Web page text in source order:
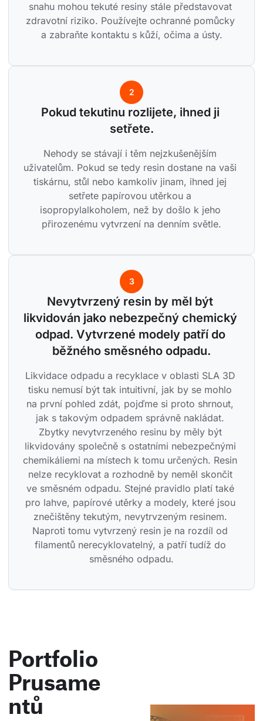
snahu mohou tekuté resiny stále představovat
zdravotní riziko. Používejte ochranné pomůcky
a zabraňte kontaktu s kůží, očima a ústy.
2
Pokud tekutinu rozlijete, ihned ji
setřete.
Nehody se stávají i těm nejzkušenějším
uživatelům. Pokud se tedy resin dostane na vaši
tiskárnu, stůl nebo kamkoliv jinam, ihned jej
setřete papírovou utěrkou a
isopropylalkoholem, než by došlo k jeho
přirozenému vytvrzení na denním světle.
3
Nevytvrzený resin by měl být
likvidován jako nebezpečný chemický
odpad. Vytvrzené modely patří do
běžného směsného odpadu.
Likvidace odpadu a recyklace v oblasti SLA 3D
tisku nemusí být tak intuitivní, jak by se mohlo
na první pohled zdát, pojďme si proto shrnout,
jak s takovým odpadem správně nakládat.
Zbytky nevytvrzeného resinu by měly být
likvidovány společně s ostatními nebezpečnými
chemikáliemi na místech k tomu určených. Resin
nelze recyklovat a rozhodně by neměl skončit
ve směsném odpadu. Stejné pravidlo platí také
pro lahve, papírové utěrky a modely, které jsou
znečištěny tekutým, nevytrvzeným resinem.
Naproti tomu vytvrzený resin je na rozdíl od
filamentů nerecyklovatelný, a patří tudíž do
směsného odpadu.
Portfolio
Prusame
ntů